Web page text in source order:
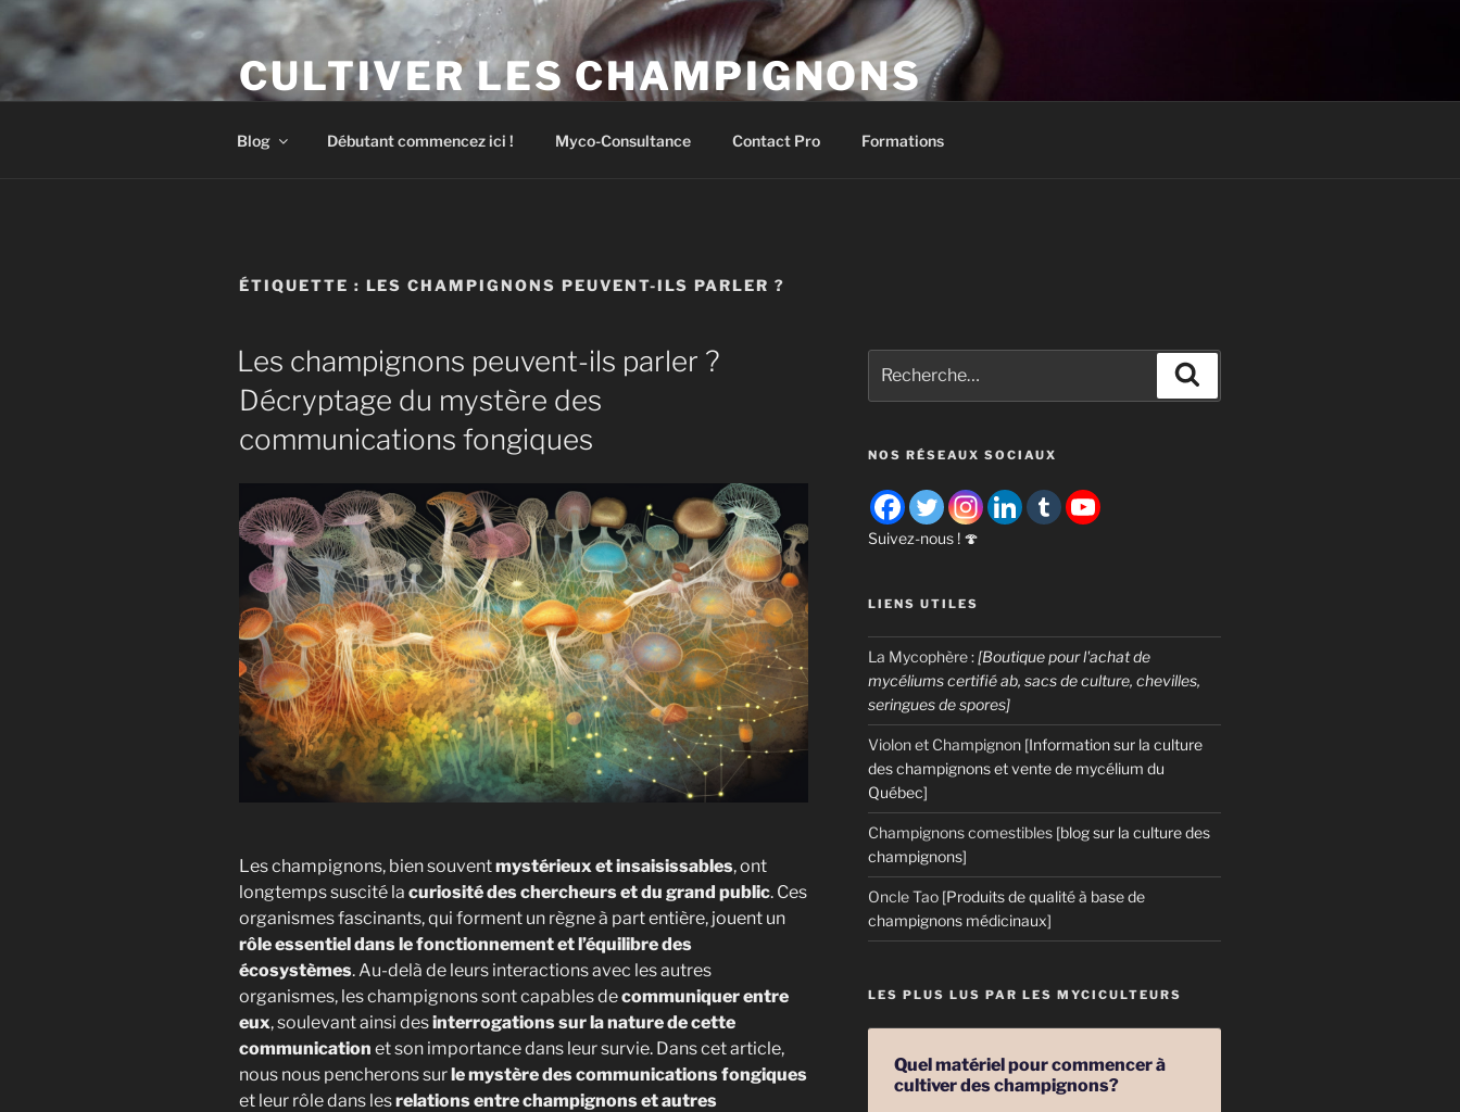
Aller
au
contenu
principal
CULTIVER LES CHAMPIGNONS
Blog Débutant commencez ici ! Myco-Consultance Contact Pro Formations
ÉTIQUETTE : LES CHAMPIGNONS PEUVENT-ILS PARLER ?
Les champignons peuvent-ils parler ?
Décryptage du mystère des
communications fongiques
Les champignons, bien souventmystérieux et insaisissables, ont
longtemps suscité la curiosité des chercheurs et du grand public. Ces
organismes fascinants, qui forment un règne à part entière, jouent un
rôle essentiel dans le fonctionnement et l’équilibre des
écosystèmes. Au-delà de leurs interactions avec les autres
organismes, les champignons sont capables decommuniquer entre
eux, soulevant ainsi desinterrogations sur la nature de cette
communication et son importance dans leur survie. Dans cet article,
nous nous pencherons surle mystère des communications fongiques
et leur rôle dans lesrelations entre champignons et autres
pour
:
NOS RÉSEAUX SOCIAUX
Suivez-nous ! 🍄
LIENS UTILES
La Mycophère : [Boutique pour l'achat de
mycéliums certifié ab, sacs de culture, chevilles,
seringues de spores]
Violon et Champignon [Information sur la culture
des champignons et vente de mycélium du
Québec]
Champignons comestibles [blog sur la culture des
champignons]
Oncle Tao [Produits de qualité à base de
champignons médicinaux]
LES PLUS LUS PAR LES MYCICULTEURS
Quel matériel pour commencer à
cultiver des champignons?